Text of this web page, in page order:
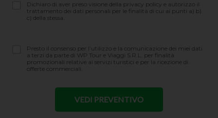
Dichiaro di aver preso visione della privacy policy e autorizzo il
trattamento dei dati personali per le finalità di cui ai punti a) b)
c) della stessa.
Presto il consenso per l’utilizzo e la comunicazione dei miei dati
a terzi da parte di WP Tour e Viaggi S.R.L. per finalità
promozionali relative ai servizi turistici e per la ricezione di
offerte commerciali.